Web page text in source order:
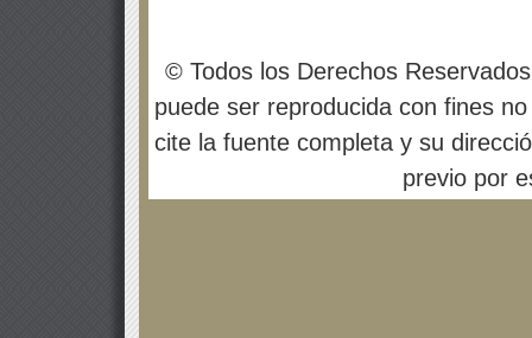
© Todos los Derechos
puede ser reproducida con fines
cite la fuente completa y su
previo por